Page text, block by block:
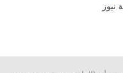
نيوز